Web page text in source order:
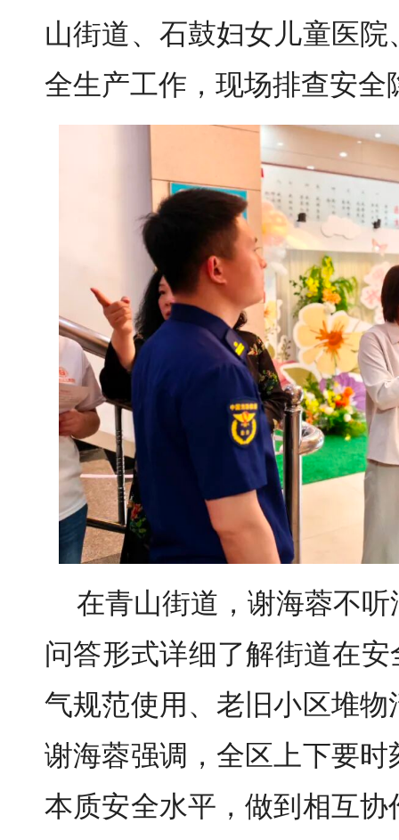
山街道、石鼓妇女儿童医
全生产工作，现场排查安
在青山街道，谢海蓉不
问答形式详细了解街道在安
气规范使用、老旧小区堆
谢海蓉强调，全区上下要
本质安全水平，做到相互